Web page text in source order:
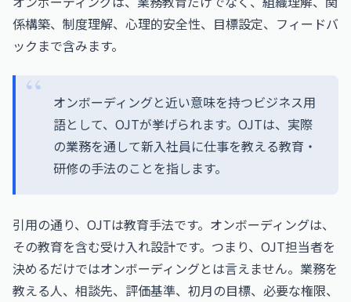
係構築、制度理解、心理的安全性、目標設定、フィードバ
ックまで含みます。
オンボーディングと近い意味を持つビジネス用
語として、OJTが挙げられます。OJTは、実際
の業務を通して新入社員に仕事を教える教育・
研修の手法のことを指します。
引用の通り、OJTは教育手法です。オンボーディングは、
その教育を含む受け入れ設計です。つまり、OJT担当者を
決めるだけではオンボーディングとは言えません。業務を
教える人、相談先、評価基準、初月の目標、必要な権限、